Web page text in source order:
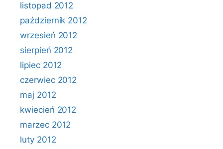
listopad 2012
październik 2012
wrzesień 2012
sierpień 2012
lipiec 2012
czerwiec 2012
maj 2012
kwiecień 2012
marzec 2012
luty 2012